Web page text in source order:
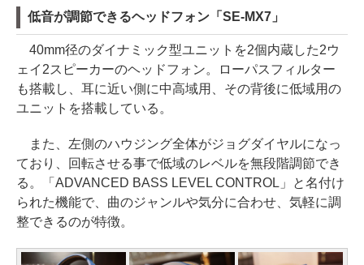
低音が調節できるヘッドフォン「SE-MX7」
40mm径のダイナミック型ユニットを2個内蔵した2ウ
ェイ2スピーカーのヘッドフォン。ローパスフィルター
も搭載し、耳に近い側に中高域用、その背後に低域用の
ユニットを搭載している。
また、左側のハウジング全体がジョグダイヤルになっ
ており、回転させる事で低域のレベルを無段階調節でき
る。「ADVANCED BASS LEVEL CONTROL」と名付け
られた機能で、曲のジャンルや気分に合わせ、気軽に調
整できるのが特徴。